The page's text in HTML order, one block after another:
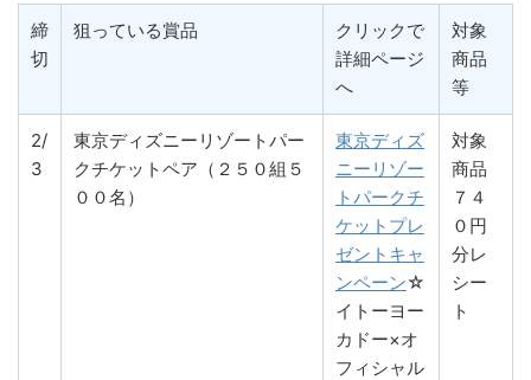
締
切
狙っている賞品
クリックで
詳細ページ
へ
対象
商品
等
2/
3
東京ディズニーリゾートパー
クチケットペア（２５０組５
００名）
東京ディズ
ニーリゾー
トパークチ
ケットプレ
ゼントキャ
ンペーン☆
イトーヨー
カドー×オ
フィシャル
対象
商品
７４
０円
分レ
シー
ト